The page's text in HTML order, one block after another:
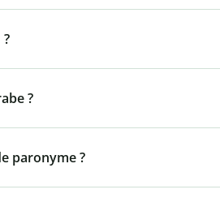
?
paronyme ?